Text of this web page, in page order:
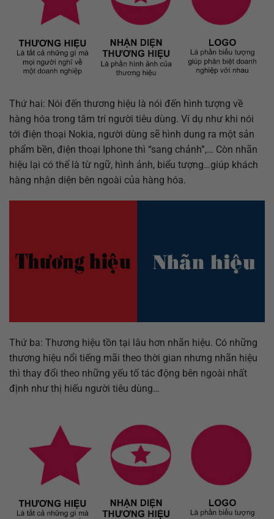
Thứ hai: Nói đến thương hiệu là nói đến hình tượng về
hàng hóa trong tâm trí người tiêu dùng. Ví dụ như khi nói
tới điện thoại Nokia, người dùng sẽ hình dung ra một sản
phẩm bền, điện thoại Iphone thì “sang chảnh”,… Còn nhãn
hiệu lại có thể là từ ngữ, hình ảnh, biểu tượng…giúp khách
hàng nhận diện bên ngoài của hàng hóa.
Thứ ba: Thương hiệu tồn tại lâu hơn nhãn hiệu. Có những
thương hiệu nổi tiếng mãi theo thời gian nhưng nhãn hiệu
thì thay đổi theo những yếu tố tác động bên ngoài nhất
định như thị hiếu người tiêu dùng…